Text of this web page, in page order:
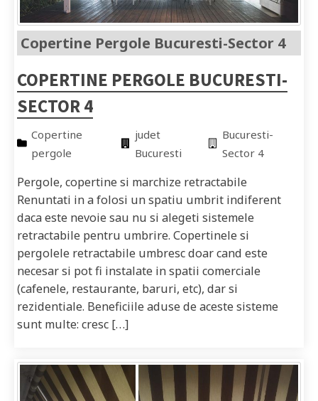
Copertine Pergole Bucuresti-Sector 4
COPERTINE PERGOLE BUCURESTI-
SECTOR 4
Copertine
pergole
judet
Bucuresti
Bucuresti-
Sector 4
Pergole, copertine si marchize retractabile
Renuntati in a folosi un spatiu umbrit indiferent
daca este nevoie sau nu si alegeti sistemele
retractabile pentru umbrire. Copertinele si
pergolele retractabile umbresc doar cand este
necesar si pot fi instalate in spatii comerciale
(cafenele, restaurante, baruri, etc), dar si
rezidentiale. Beneficiile aduse de aceste sisteme
sunt multe: cresc […]